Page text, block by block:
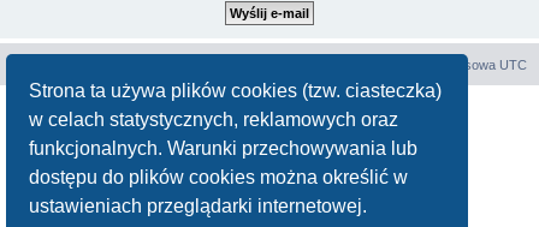
Strona ta używa plików cookies (tzw. ciasteczka)
w celach statystycznych, reklamowych oraz
funkcjonalnych. Warunki przechowywania lub
dostępu do plików cookies można określić w
ustawieniach przeglądarki internetowej.
Strefa czasowa UTC
Polski pakiet językowy dostarcza phpBB.pl
Zasady ochrony danych osobowych|Regulamin